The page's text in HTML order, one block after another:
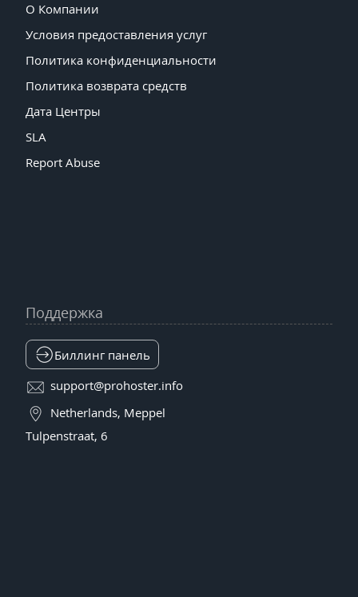
О Компании
Условия предоставления услуг
Политика конфиденциальности
Политика возврата средств
Дата Центры
SLA
Report Abuse
Поддержка
Биллинг панель
support@prohoster.info
Netherlands, Meppel
Tulpenstraat, 6